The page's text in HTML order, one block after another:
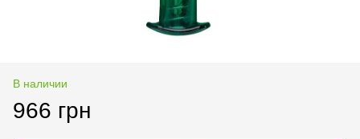
В наличии
966 грн